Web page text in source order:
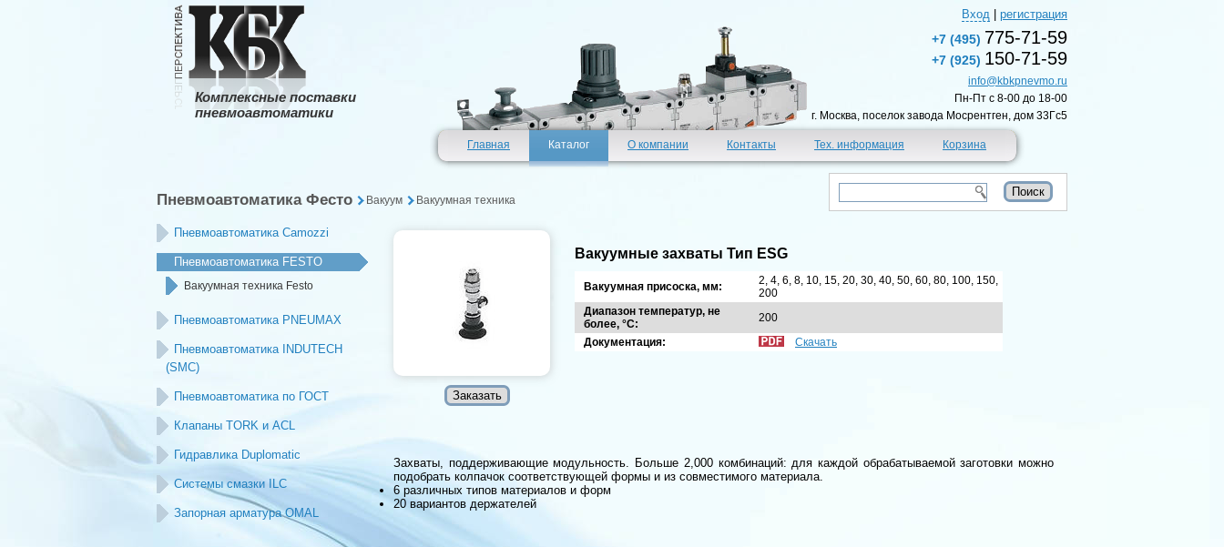
Комплексные поставки
пневмоавтоматики
Вход регистрация
+7 (495) 775-71-59
+7 (925) 150-71-59
info@kbkpnevmo.ru
Пн-Пт c 8-00 до 18-00
г. Москва, поселок завода Мосрентген, дом 33Гс5
Главная Каталог О компании Контакты Тех. информация Корзина
Пневмоавтоматика Фесто Вакуум Вакуумная техника
Пневмоавтоматика Camozzi
Пневмоавтоматика FESTO
Вакуумная техника Festo
Пневмоавтоматика PNEUMAX
Пневмоавтоматика INDUTECH
(SMC)
Пневмоавтоматика по ГОСТ
Клапаны TORK и ACL
Гидравлика Duplomatic
Системы смазки ILC
Запорная арматура OMAL
Вакуумные захваты Тип ESG
Вакуумная присоска, мм:
2, 4, 6, 8, 10, 15, 20, 30, 40, 50, 60, 80, 100, 150,
200
Диапазон температур, не
более, °C:
200
Документация:
Скачать
Захваты, поддерживающие модульность. Больше 2,000 комбинаций: для каждой обрабатываемой заготовки можно
подобрать колпачок соответствующей формы и из совместимого материала.
6 различных типов материалов и форм
20 вариантов держателей